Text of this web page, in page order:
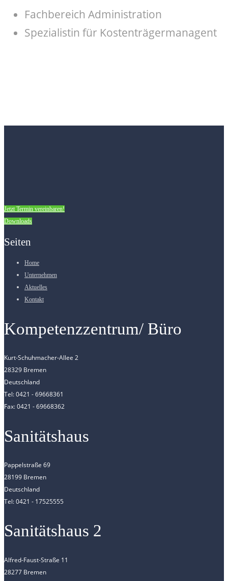
Fachbereich Administration
Spezialistin für Kostenträgermanagent
Jetzt Termin vereinbaren!
Downloads
Seiten
Home
Unternehmen
Aktuelles
Kontakt
Kompetenzzentrum/ Büro
Kurt-Schuhmacher-Allee 2
28329 Bremen
Deutschland
Tel: 0421 - 69668361
Fax: 0421 - 69668362
Sanitätshaus
Pappelstraße 69
28199 Bremen
Deutschland
Tel: 0421 - 17525555
Sanitätshaus 2
Alfred-Faust-Straße 11
28277 Bremen